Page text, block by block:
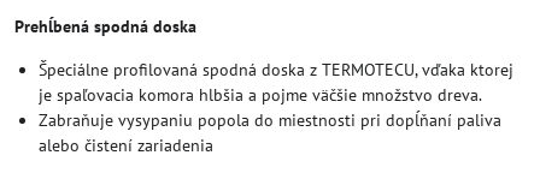
Prehĺbená spodná doska
Špeciálne profilovaná spodná doska z TERMOTECU, vďaka ktorej
je spaľovacia komora hlbšia a pojme väčšie množstvo dreva.
Zabraňuje vysypaniu popola do miestnosti pri dopĺňaní paliva
alebo čistení zariadenia